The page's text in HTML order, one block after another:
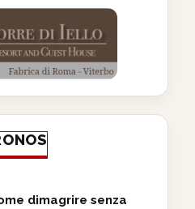
dimagrire senza